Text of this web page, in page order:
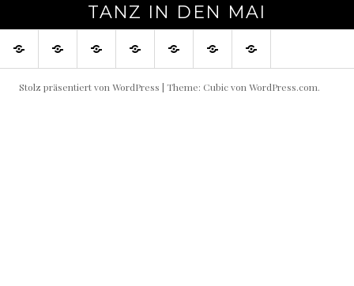
TANZ IN DEN MAI
SHOP Blog Flowin
IMMO
Live
Shows
Produktive
Partner
Links Impressum
Stolz präsentiert von WordPress | Theme: Cubic von WordPress.com.